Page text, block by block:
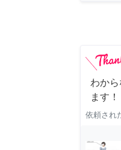
わか
ます！
依頼され